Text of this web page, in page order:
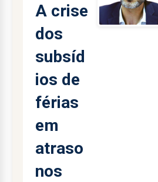
A crise
dos
subsíd
ios de
férias
em
atraso
nos